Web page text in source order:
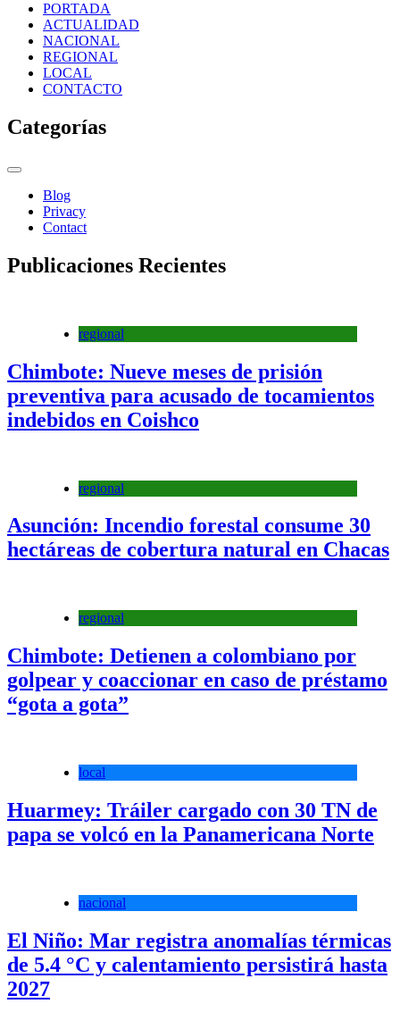
PORTADA
ACTUALIDAD
NACIONAL
REGIONAL
LOCAL
CONTACTO
Categorías
Blog
Privacy
Contact
Publicaciones Recientes
regional
Chimbote: Nueve meses de prisión
preventiva para acusado de tocamientos
indebidos en Coishco
regional
Asunción: Incendio forestal consume 30
hectáreas de cobertura natural en Chacas
regional
Chimbote: Detienen a colombiano por
golpear y coaccionar en caso de préstamo
“gota a gota”
local
Huarmey: Tráiler cargado con 30 TN de
papa se volcó en la Panamericana Norte
nacional
El Niño: Mar registra anomalías térmicas
de 5.4 °C y calentamiento persistirá hasta
2027